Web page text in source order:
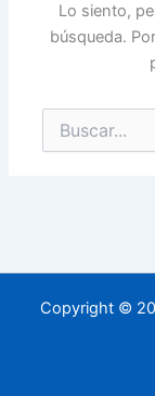
Lo siento,
búsqueda.
por:
Copyright ©